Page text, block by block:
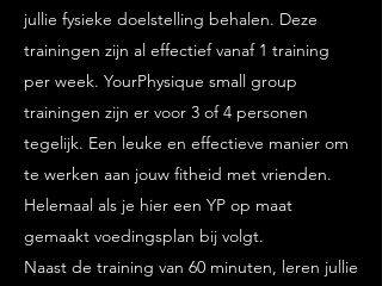
jullie fysieke doelstelling behalen. Deze
trainingen zijn al effectief vanaf 1 training
per week. YourPhysique small group
trainingen zijn er voor 3 of 4 personen
tegelijk. Een leuke en effectieve manier om
te werken aan jouw fitheid met vrienden.
Helemaal als je hier een YP op maat
gemaakt voedingsplan bij volgt.
Naast de training van 60 minuten, leren jullie